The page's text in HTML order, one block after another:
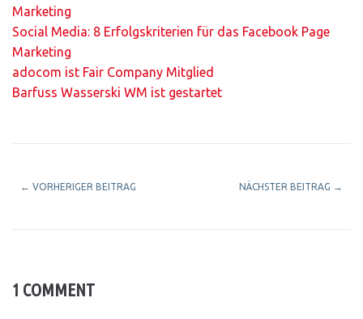
Marketing
Social Media: 8 Erfolgskriterien für das Facebook Page
Marketing
adocom ist Fair Company Mitglied
Barfuss Wasserski WM ist gestartet
← VORHERIGER BEITRAG NÄCHSTER BEITRAG →
1 COMMENT